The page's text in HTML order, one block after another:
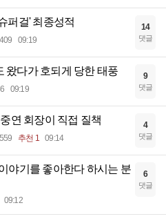
퍼걸' 최종성적
09:19
14
댓글
왔다가 호되게 당한 태풍
09:19
9
댓글
연 회장이 직접 질책
추천 1 09:14
4
댓글
야기를 좋아한다 하시는 분
09:12
6
댓글